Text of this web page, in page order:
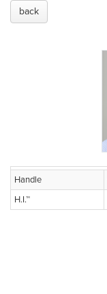
back
Handle
H.I.™